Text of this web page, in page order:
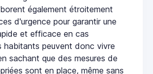
également étroitement
d'urgence pour garantir une
et efficace en cas
habitants peuvent donc vivre
sachant que des mesures de
sont en place, même sans